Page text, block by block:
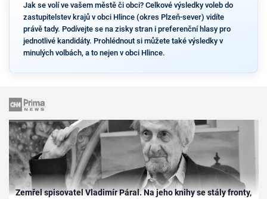
Jak se volí ve vašem městě či obci? Celkové výsledky voleb do
zastupitelstev krajů v obci Hlince (okres Plzeň-sever) vidíte
právě tady. Podívejte se na zisky stran i preferenční hlasy pro
jednotlivé kandidáty. Prohlédnout si můžete také výsledky v
minulých volbách, a to nejen v obci Hlince.
Zemřel spisovatel Vladimír Páral. Na jeho knihy se stály fronty,